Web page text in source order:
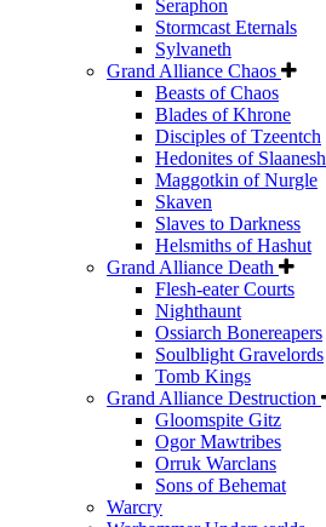
Seraphon
Stormcast Eternals
Sylvaneth
Grand Alliance Chaos
Beasts of Chaos
Blades of Khrone
Disciples of Tzeentch
Hedonites of Slaanesh
Maggotkin of Nurgle
Skaven
Slaves to Darkness
Helsmiths of Hashut
Grand Alliance Death
Flesh-eater Courts
Nighthaunt
Ossiarch Bonereapers
Soulblight Gravelords
Tomb Kings
Grand Alliance Destruction
Gloomspite Gitz
Ogor Mawtribes
Orruk Warclans
Sons of Behemat
Warcry